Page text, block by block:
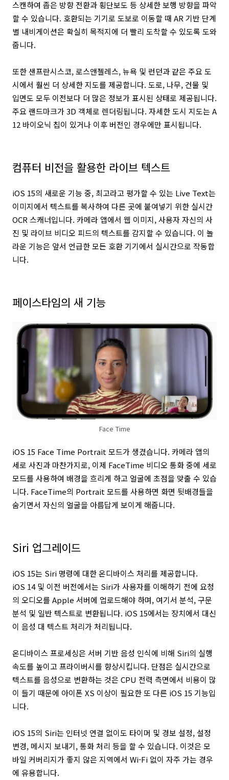
스캔하여 좁은 방향 전환과 횡단보도 등 상세한 보행 방향을 파악
할 수 있습니다. 호환되는 기기로 도보로 이동할 때 AR 기반 단계
별 내비게이션은 확실히 목적지에 더 빨리 도착할 수 있도록 도와
줍니다.
또한 샌프란시스코, 로스앤젤레스, 뉴욕 및 런던과 같은 주요 도
시에서 훨씬 더 상세한 지도를 제공합니다. 도로, 나무, 건물 및
입면도 모두 이전보다 더 많은 정보가 표시된 상태로 제공됩니다.
주요 랜드마크가 3D 객체로 렌더링됩니다. 자세한 도시 지도는 A
12 바이오닉 칩이 있거나 이후 버전인 경우에만 표시됩니다.
컴퓨터 비전을 활용한 라이브 텍스트
iOS 15의 새로운 기능 중, 최고라고 평가할 수 있는 Live Text는
이미지에서 텍스트를 복사하여 다른 곳에 붙여넣기 위한 실시간
OCR 스캐너입니다. 카메라 앱에서 웹 이미지, 사용자 자신의 사
진 및 라이브 비디오 피드의 텍스트를 감지할 수 있습니다. 이 놀
라운 기능은 앞서 언급한 모든 호환 기기에서 실시간으로 작동합
니다.
페이스타임의 새 기능
Face Time
iOS 15 Face Time Portrait 모드가 생겼습니다. 카메라 앱의
세로 사진과 마찬가지로, 이제 FaceTime 비디오 통화 중에 세로
모드를 사용하여 배경을 흐리게 하고 얼굴에 초점을 맞출 수 있습
니다. FaceTime의 Portrait 모드를 사용하면 화면 뒷배경들을
숨기면서 자신의 얼굴을 아름답게 보이게 해줍니다.
Siri 업그레이드
iOS 15는 Siri 명령에 대한 온디바이스 처리를 제공합니다.
iOS 14 및 이전 버전에서는 Siri가 사용자를 이해하기 전에 요청
의 오디오를 Apple 서버에 업로드해야 하며, 여기서 분석, 구문
분석 및 일반 텍스트로 변환됩니다. iOS 15에서는 장치에서 대신
이 음성 대 텍스트 처리가 처리됩니다.
온디바이스 프로세싱은 서버 기반 음성 인식에 비해 Siri의 실행
속도를 높이고 프라이버시를 향상시킵니다. 단점은 실시간으로
텍스트를 음성으로 변환하는 것은 CPU 전력 측면에서 비용이 많
이 들기 때문에 아이폰 XS 이상이 필요한 또 다른 iOS 15 기능입
니다.
iOS 15의 Siri는 인터넷 연결 없이도 타이머 및 경보 설정, 설정
변경, 메시지 보내기, 통화 처리 등을 할 수 있습니다. 이것은 모
바일 커버리지가 좋지 않은 지역에서 Wi-Fi 없이 자주 가는 경우
에 유용합니다.